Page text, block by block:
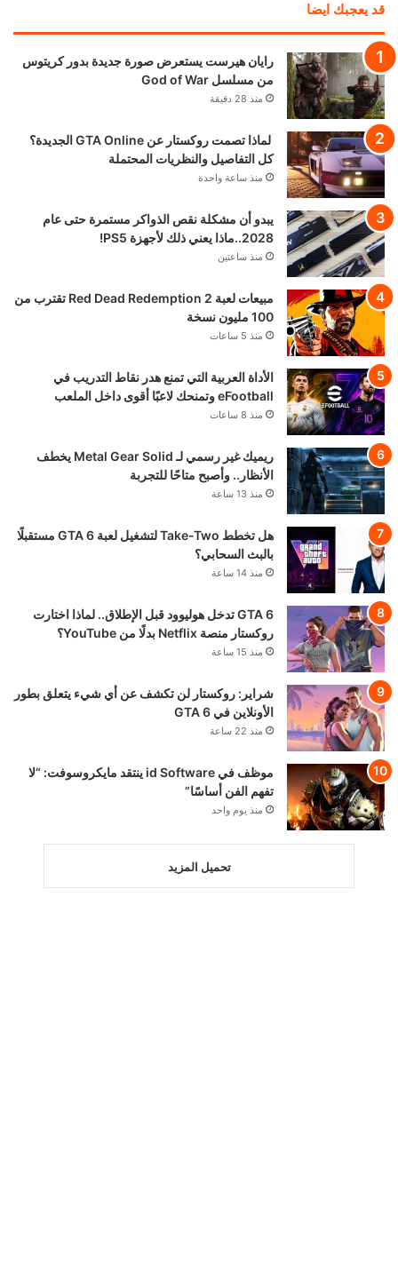
قد يعجبك ايضا
رايان هيرست يستعرض صورة جديدة بدور كريتوس
من مسلسل God of War
منذ 28 دقيقة
لماذا تصمت روكستار عن GTA Online الجديدة؟
كل التفاصيل والنظريات المحتملة
منذ ساعة واحدة
يبدو أن مشكلة نقص الذواكر مستمرة حتى عام
2028..ماذا يعني ذلك لأجهزة PS5!
منذ ساعتين
مبيعات لعبة Red Dead Redemption 2 تقترب من
100 مليون نسخة
منذ 5 ساعات
الأداة العربية التي تمنع هدر نقاط التدريب في
eFootball وتمنحك لاعبًا أقوى داخل الملعب
منذ 8 ساعات
ريميك غير رسمي لـ Metal Gear Solid يخطف
الأنظار.. وأصبح متاحًا للتجربة
منذ 13 ساعة
هل تخطط Take-Two لتشغيل لعبة GTA 6 مستقبلًا
بالبث السحابي؟
منذ 14 ساعة
GTA 6 تدخل هوليوود قبل الإطلاق.. لماذا اختارت
روكستار منصة Netflix بدلًا من YouTube؟
منذ 15 ساعة
شراير: روكستار لن تكشف عن أي شيء يتعلق بطور
الأونلاين في GTA 6
منذ 22 ساعة
موظف في id Software ينتقد مايكروسوفت: “لا
تفهم الفن أساسًا”
منذ يوم واحد
تحميل المزيد